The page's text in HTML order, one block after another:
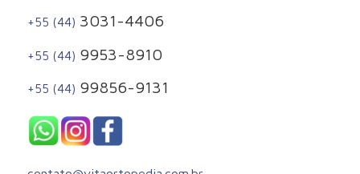
+55 (44) 3031-4406
+55 (44) 9953-8910
+55 (44) 99856-9131